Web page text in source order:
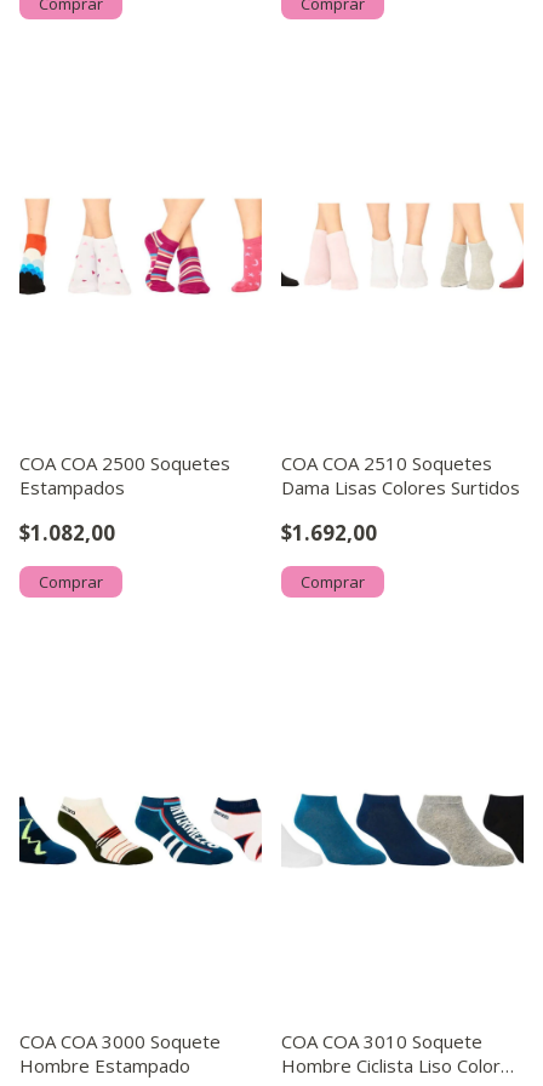
COA COA 2500 Soquetes
Estampados
$1.082,00
Comprar
COA COA 2510 Soquetes
Dama Lisas Colores Surtidos
$1.692,00
Comprar
COA COA 3000 Soquete
Hombre Estampado
COA COA 3010 Soquete
Hombre Ciclista Liso Colores